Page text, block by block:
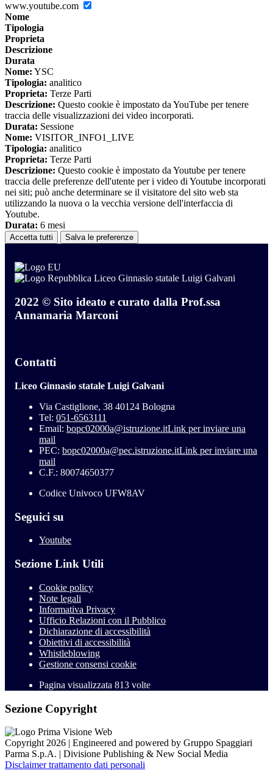
www.youtube.com
Nome
Tipologia
Proprieta
Descrizione
Durata
Nome: YSC
Tipologia: analitico
Proprieta: Terze Parti
Descrizione: Questo cookie è impostato da YouTube per tenere
traccia delle visualizzazioni dei video incorporati.
Durata: Sessione
Nome: VISITOR_INFO1_LIVE
Tipologia: analitico
Proprieta: Terze Parti
Descrizione: Questo cookie è impostato da Youtube per tenere
traccia delle preferenze dell'utente per i video di Youtube incorporati
nei siti; può anche determinare se il visitatore del sito web sta
utilizzando la nuova o la vecchia versione dell'interfaccia di
Youtube.
Durata: 6 mesi
Accetta tutti Salva le preferenze
Liceo Ginnasio statale Luigi Galvani
2022 © Sito ideato e curato dalla Prof.ssa
Annamaria Marconi
Contatti
Liceo Ginnasio statale Luigi Galvani
Via Castiglione, 38 40124 Bologna
Tel: 051-6563111
Email: bopc02000a@istruzione.itLink per inviare una
mail
PEC: bopc02000a@pec.istruzione.itLink per inviare una
mail
C.F.: 80074650377
Codice Univoco UFW8AV
Seguici su
Youtube
Sezione Link Utili
Cookie policy
Note legali
Informativa Privacy
Ufficio Relazioni con il Pubblico
Dichiarazione di accessibilità
Obiettivi di accessibilità
Whistleblowing
Gestione consensi cookie
Pagina visualizzata 813 volte
Sezione Copyright
Copyright 2026 | Engineered and powered by Gruppo Spaggiari
Parma S.p.A. | Divisione Publishing & New Social Media
Disclaimer trattamento dati personali